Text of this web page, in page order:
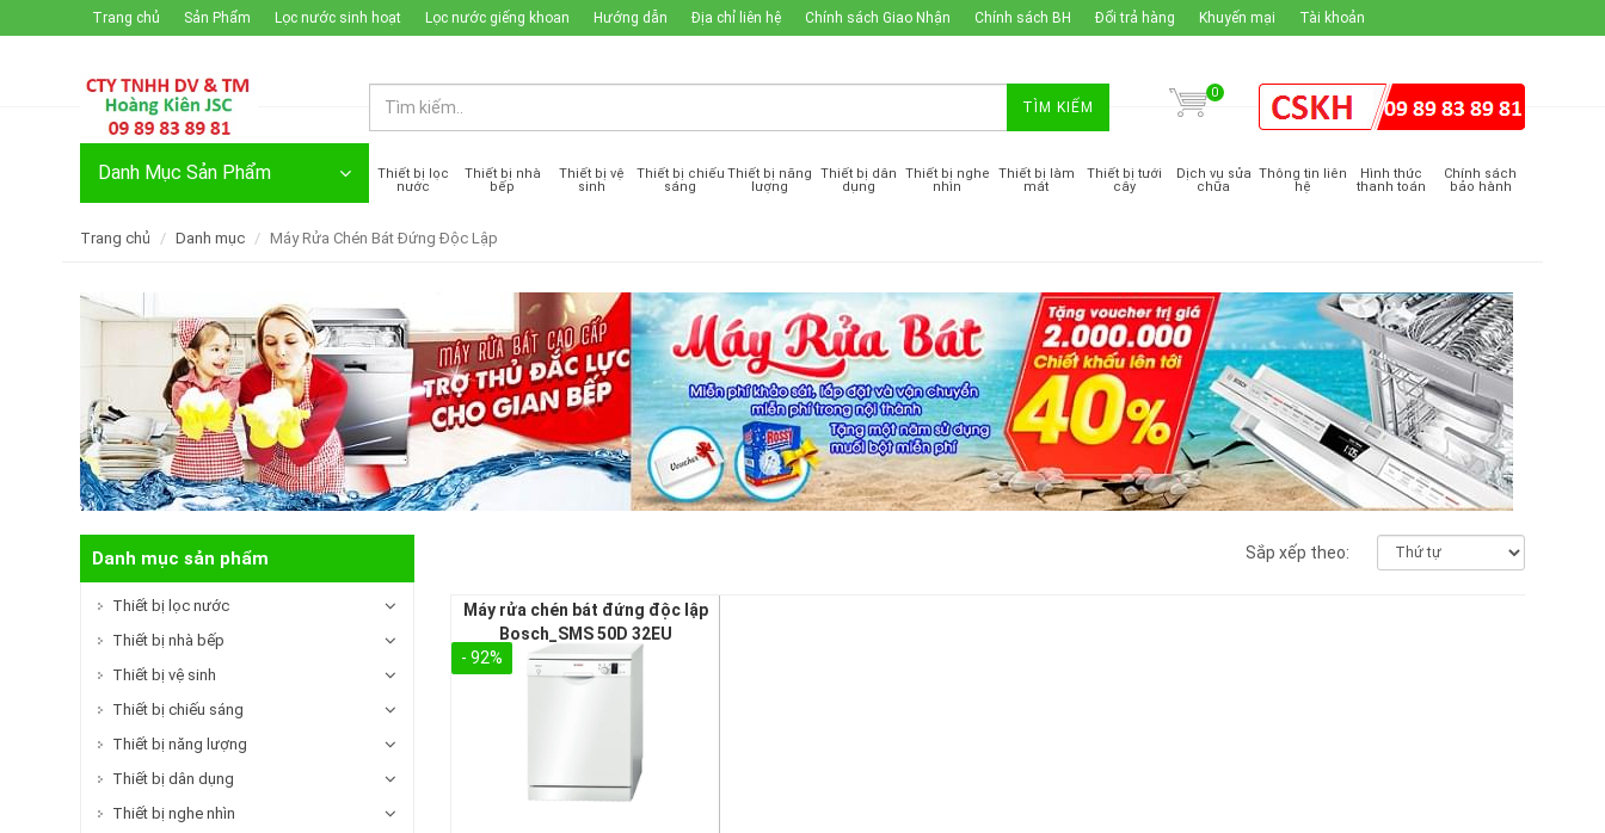
Trang chủ Sản Phẩm Lọc nước sinh hoạt Lọc nước giếng khoan Hướng dẫn Địa chỉ liên hệ Chính sách Giao Nhận Chính sách BH Đổi trả hàng Khuyến mại Tài khoản
TÌM KIẾM
0
Danh Mục Sản Phẩm
Thiết bị lọc
nước
Thiết bị nhà
bếp
Thiết bị vệ
sinh
Thiết bị chiếu
sáng
Thiết bị năng
lượng
Thiết bị dân
dụng
Thiết bị nghe
nhìn
Thiết bị làm
mát
Thiết bị tưới
cây
Dịch vụ sửa
chữa
Thông tin liên
hệ
Hình thức
thanh toán
Chính sách
bảo hành
Trang chủ Danh mục Máy Rửa Chén Bát Đứng Độc Lập
Sắp xếp theo:
Máy rửa chén bát đứng độc lập
Bosch_SMS 50D 32EU
- 92%
Danh mục sản phẩm
Thiết bị lọc nước
Thiết bị nhà bếp
Thiết bị vệ sinh
Thiết bị chiếu sáng
Thiết bị năng lượng
Thiết bị dân dụng
Thiết bị nghe nhìn